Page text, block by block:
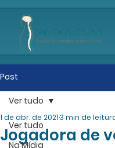
Post
Ver tudo
Na Mídia
Ver tudo
Jogadora de
1 de abr. de 20213 min de